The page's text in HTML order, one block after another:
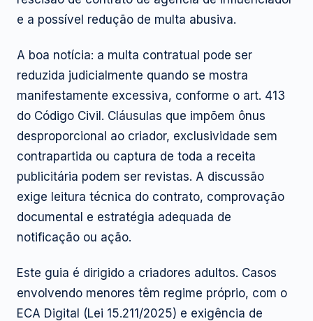
e a possível redução de multa abusiva.
A boa notícia: a multa contratual pode ser
reduzida judicialmente quando se mostra
manifestamente excessiva, conforme o art. 413
do Código Civil. Cláusulas que impõem ônus
desproporcional ao criador, exclusividade sem
contrapartida ou captura de toda a receita
publicitária podem ser revistas. A discussão
exige leitura técnica do contrato, comprovação
documental e estratégia adequada de
notificação ou ação.
Este guia é dirigido a criadores adultos. Casos
envolvendo menores têm regime próprio, com o
ECA Digital (Lei 15.211/2025) e exigência de